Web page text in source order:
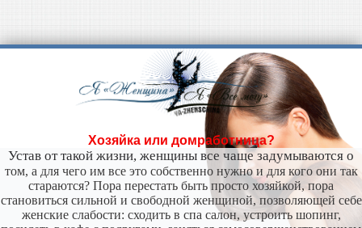
Хозяйка или домработница?
Устав от такой жизни, женщины все чаще задумываются о
том, а для чего им все это собственно нужно и для кого они так
стараются? Пора перестать быть просто хозяйкой, пора
становиться сильной и свободной женщиной, позволяющей себе
женские слабости: сходить в спа салон, устроить шопинг,